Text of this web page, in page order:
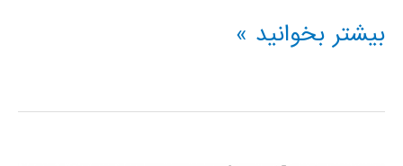
مجموعه
از
بیشتر بخوانید »